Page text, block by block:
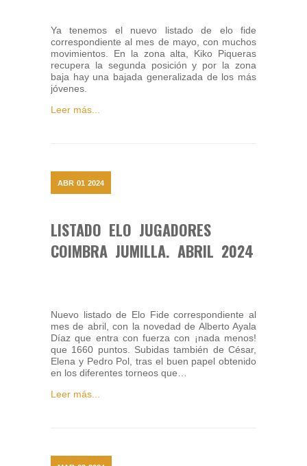
Ya tenemos el nuevo listado de elo fide
correspondiente al mes de mayo, con muchos
movimientos. En la zona alta, Kiko Piqueras
recupera la segunda posición y por la zona
baja hay una bajada generalizada de los más
jóvenes.
Leer más...
ABR 01 2024
LISTADO ELO JUGADORES
COIMBRA JUMILLA. ABRIL 2024
Nuevo listado de Elo Fide correspondiente al
mes de abril, con la novedad de Alberto Ayala
Díaz que entra con fuerza con ¡nada menos!
que 1660 puntos. Subidas también de César,
Elena y Pedro Pol, tras el buen papel obtenido
en los diferentes torneos que…
Leer más...